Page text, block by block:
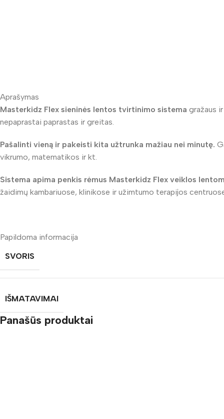
Aprašymas
Masterkidz Flex sieninės lentos tvirtinimo sistema gražaus
nepaprastai paprastas ir greitas.
Pašalinti vieną ir pakeisti kita užtrunka mažiau nei minutę.
vikrumo, matematikos ir kt.
Sistema apima penkis rėmus Masterkidz Flex veiklos
žaidimų kambariuose, klinikose ir užimtumo terapijos
Papildoma informacija
SVORIS
IŠMATAVIMAI
Panašūs produktai